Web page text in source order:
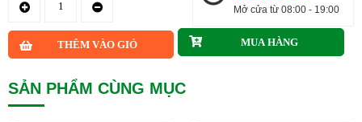
Mở cửa từ 08:00 - 19:00
SẢN PHẨM CÙNG MỤC